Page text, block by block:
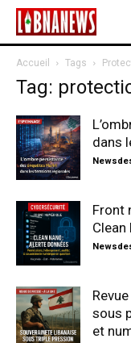
Accueil Tags
Tag:
dans
Front
Clean
sous
et